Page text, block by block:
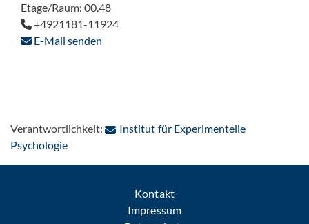
Etage/Raum: 00.48
+4921181-11924
E-Mail senden
Verantwortlichkeit:
Institut für Experimentelle
Psychologie: Per E-Mail kontaktieren
Kontakt
Impressum